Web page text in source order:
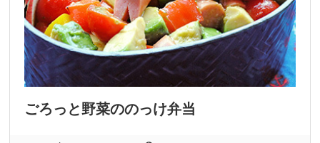
ごろっと野菜ののっけ弁当